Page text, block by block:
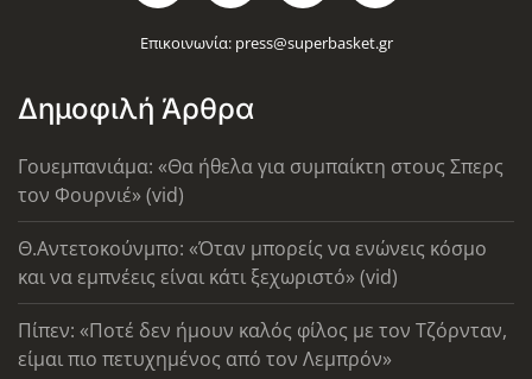
Επικοινωνία: press@superbasket.gr
Δημοφιλή Άρθρα
Γουεμπανιάμα: «Θα ήθελα για συμπαίκτη στους Σπερς
τον Φουρνιέ» (vid)
Θ.Αντετοκούνμπο: «Όταν μπορείς να ενώνεις κόσμο
και να εμπνέεις είναι κάτι ξεχωριστό» (vid)
Πίπεν: «Ποτέ δεν ήμουν καλός φίλος με τον Τζόρνταν,
είμαι πιο πετυχημένος από τον Λεμπρόν»